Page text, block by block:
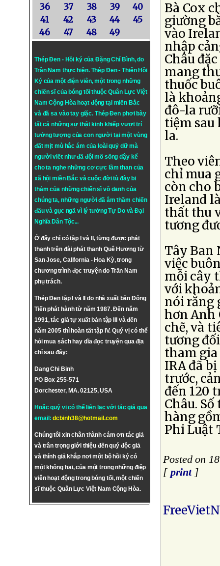
36
37 38 39
40
41
42 43 44
45
46
47 48 49
Thép Đen - Hồi ký của Đặng Chí Bình, do
Trần Nam thực hiện. Thép Đen- Thiên Hồi
Ký của một điện viên, một trong những
chiến sĩ của bóng tối thuộc Quân Lực Việt
Nam Cộng Hòa hoạt động tại miền Bắc
và đã sa vào tay giặc. Thép Đen phơi bày
tất cả những sự thật kinh khiếp vượt trí
tưởng tượng của con người tại một vùng
đất mịt mù hắc ám của loài quỷ dữ mà
người viết như đã đội mồ sống dậy kể
cho ta nghe những cơ cực lầm than của
xã hội miền Bắc và cuộc đời tù đày bi
thảm của những chiến sĩ vô danh của
chúng ta, những người đã âm thầm chiến
đấu và gục ngã vì lý tưởngTự DovàĐại
Nghĩa Dân Tộc...
Ở đây chỉ có tập I và II, từng được phát
thanh trên đài phát thanh Quê Hương từ
San Jose, California - Hoa Kỳ, trong
chương trình đọc truyện do Trần Nam
phụ trách.
Thép Đen tập I và II do nhà xuất bản Đông
Tiến phát hành từ năm 1987. Đến năm
1991, tác giả tự xuất bản tập III và đến
năm 2005 thì hoàn tất tập IV. Quý vị có thể
hỏi mua sách hay dĩa đọc truyện qua địa
chỉ sau đây:
Dang Chi Binh
PO Box 255-571
Dorchester, MA. 02125, USA
Hoặc quý vị có thể liên lạc với tác giả qua
email:dcbinh38@hotmail.com
Chúng tôi xin chân thành cám ơn tác giả
và trân trọng giới thiệu đến quý độc giả
và thính giả khắp nơi một bộ hồi ký có
một không hai, của một trong những điệp
viên hoạt động trong bóng tối, một chiến
sĩ thuộc Quân Lực Việt Nam Cộng Hòa.
Bà Cox
giường
vào
nhập
Châu
mang
thuốc
là
đô-la
tiệm sau
la.
Theo
chỉ mua
còn cho
Ireland
thất thu
tương
Tây Ban
việc
mỗi cây
với
nói rằng
hơn Anh
chẽ, và
tương
tham
IRA đã
trước,
đến 120
Châu.
hàng
Phi Luật
Posted on
[ print]